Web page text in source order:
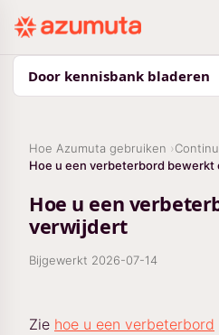
Door kennisbank bladeren
Hoe Azumuta gebruiken
Hoe u een verbeterbord
Hoe u een
verwijdert
Bijgewerkt 2026-07-14
Zie hoe u een verbeterbord